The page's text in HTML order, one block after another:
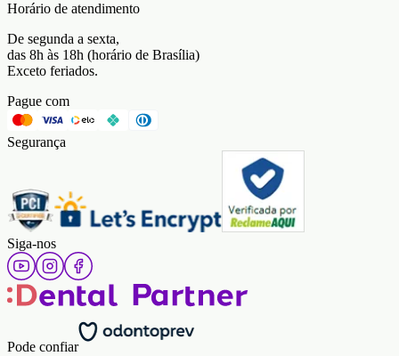
Horário de atendimento
De segunda a sexta,
das 8h às 18h (horário de Brasília)
Exceto feriados.
Pague com
Segurança
Siga-nos
Pode confiar